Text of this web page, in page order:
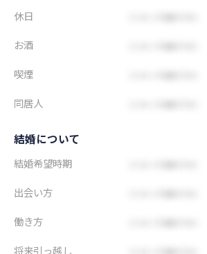
休日
お酒
喫煙
同居人
結婚について
結婚希望時期
出会い方
働き方
将来引っ越し